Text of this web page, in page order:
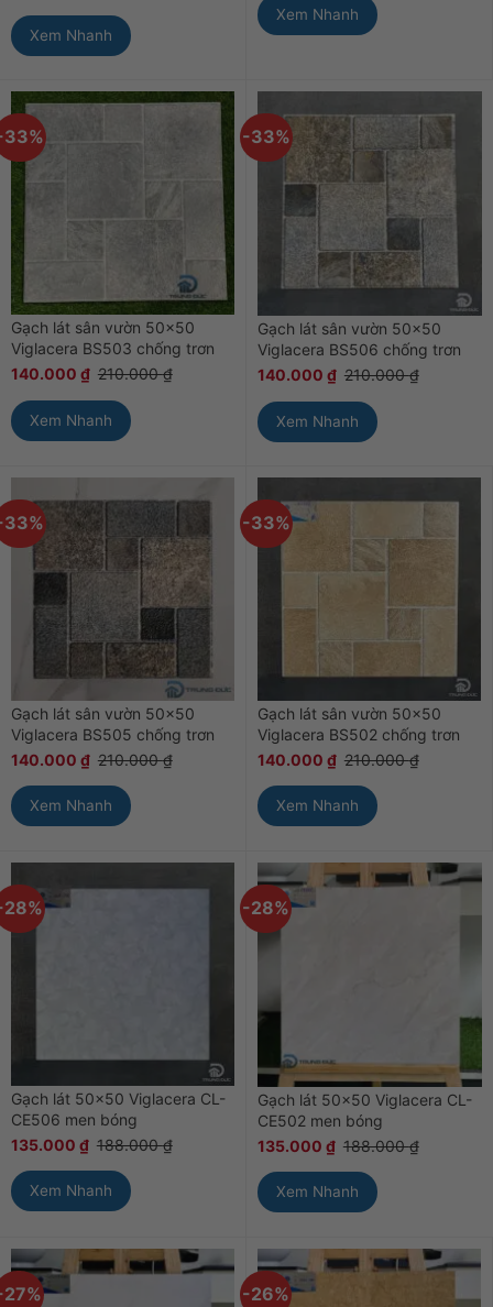
Xem Nhanh
Xem Nhanh
Gạch lát sân vườn 50×50
Viglacera BS503 chống trơn
140.000 ₫ 210.000₫
Xem Nhanh
-33%
Gạch lát sân vườn 50×50
Viglacera BS506 chống trơn
140.000 ₫ 210.000₫
Xem Nhanh
Gạch lát sân vườn 50×50
Viglacera BS505 chống trơn
140.000 ₫ 210.000₫
Xem Nhanh
-33%
Gạch lát sân vườn 50×50
Viglacera BS502 chống trơn
140.000 ₫ 210.000₫
Xem Nhanh
Gạch lát 50×50 Viglacera CL-
CE506 men bóng
135.000 ₫ 188.000₫
Xem Nhanh
-28%
Gạch lát 50×50 Viglacera CL-
CE502 men bóng
135.000 ₫ 188.000₫
Xem Nhanh
-26%